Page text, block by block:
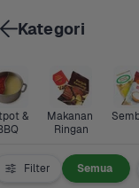
&
Makanan
Ringan
Filter Semua
Kategori